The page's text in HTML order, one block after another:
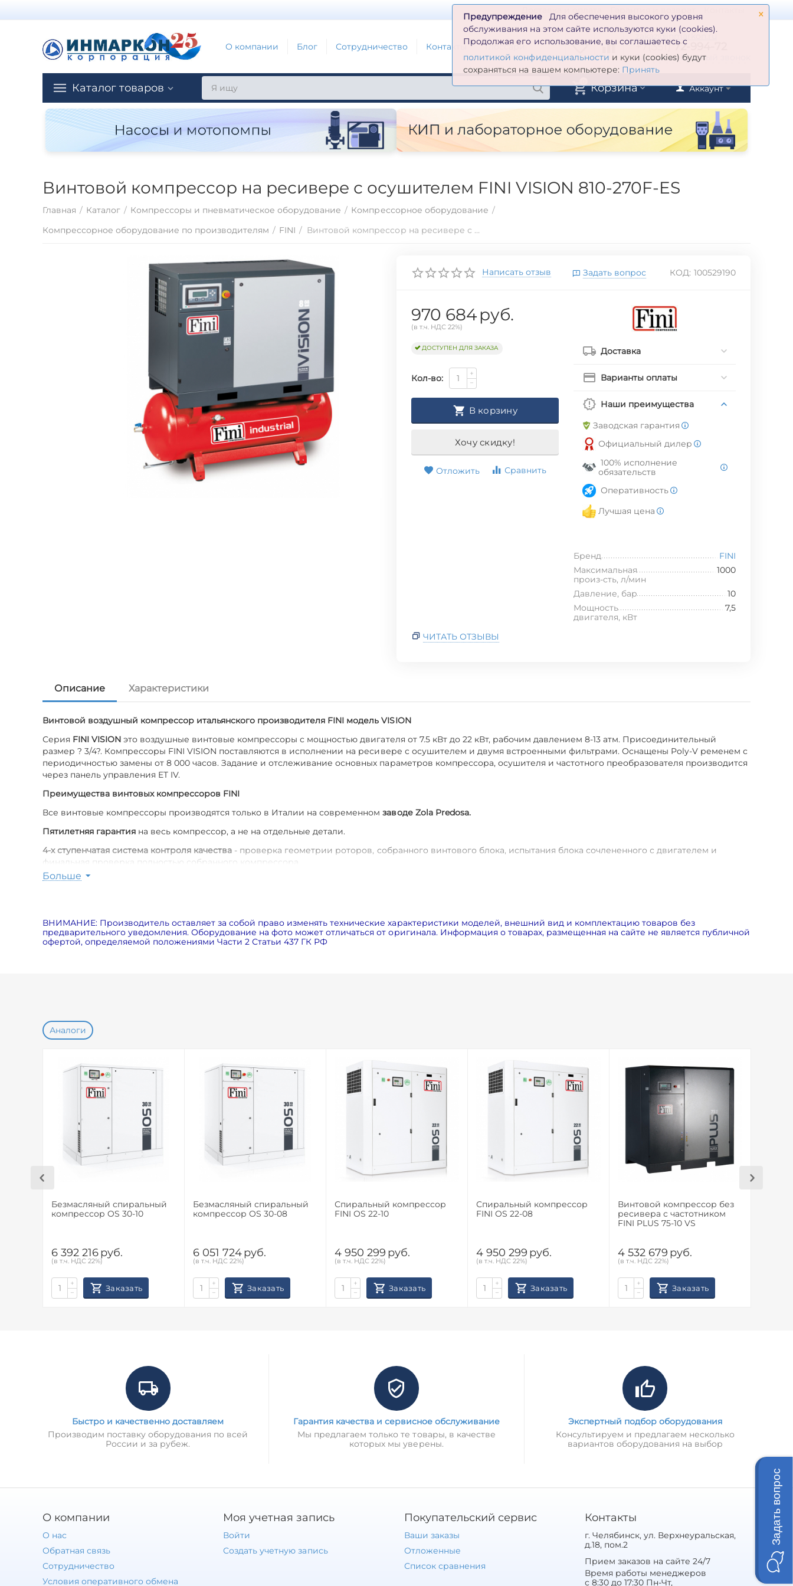
×
Предупреждение
Для обеспечения высокого уровня
обслуживания на этом сайте используются куки (cookies).
Продолжая его использование, вы соглашаетесь с
политикой конфиденциальности и куки (cookies) будут
сохраняться на вашем компьютере: Принять
О компании Блог Сотрудничество Контакты Глоссарий
zakaz@inmarkon.ru
+7(351)72-994-72
Заказать обратный звонок
Каталог товаров Аккаунт
Корзина
Винтовой компрессор на ресивере с осушителем FINI VISION 810-270F-ES
Главная / Каталог / Компрессоры и пневматическое оборудование / Компрессорное оборудование /
Компрессорное оборудование по производителям / FINI / Винтовой компрессор на ресивере с осушителем FINI VISION 810-270F-ES
Написать отзыв Задать вопрос КОД: 100529190
970 684руб.
(в т.ч. НДС 22%)
ДОСТУПЕН ДЛЯ ЗАКАЗА
Кол-во:
+
−
В корзину
Хочу скидку!
Отложить Сравнить
Доставка
Варианты оплаты
Наши преимущества
Заводская гарантия
Официальный дилер
100% исполнение
обязательств
Оперативность
Лучшая цена
Бренд
FINI
Максимальная
произ-сть, л/мин
1000
Давление, бар
10
Мощность
двигателя, кВт
7,5
ЧИТАТЬ ОТЗЫВЫ
Описание Характеристики
Винтовой воздушный компрессор итальянского производителя FINI модель VISION
Серия FINI VISIONэто воздушные винтовые компрессоры с мощностью двигателя от 7.5 кВт до 22 кВт, рабочим давлением 8-13 атм. Присоединительный
размер ? 3/4?. Компрессоры FINI VISION поставляются в исполнении на ресивере с осушителем и двумя встроенными фильтрами. Оснащены Poly-V ременем с
периодичностью замены от 8 000 часов. Задание и отслеживание основных параметров компрессора, осушителя и частотного преобразователя производится
через панель управления ET IV.
Преимущества винтовых компрессоров FINI
Все винтовые компрессоры производятся только в Италии на современномзаводе Zola Predosa.
Пятилетняя гарантия на весь компрессор, а не на отдельные детали.
4-х ступенчатая система контроля качества - проверка геометрии роторов, собранного винтового блока, испытания блока сочлененного с двигателем и
финальная проверка полностью собранного компрессора.
Poly-V ремень с периодичностью замены от 6 000 часов.
Пониженный уровень шума (меньше на 7дБ по сравнению с аналогами). Это достигается за счет применения центробежного малошумного и надежного
вентилятора, специальных шумозащитных панелей внутри компрессора и установке электродвигателя и винтового блока на виброопорах.
Экономия электричества на 5%
Больше
ВНИМАНИЕ: Производитель оставляет за собой право изменять технические характеристики моделей, внешний вид и комплектацию товаров без
предварительного уведомления. Оборудование на фото может отличаться от оригинала. Информация о товарах, размещенная на сайте не является публичной
офертой, определяемой положениями Части 2 Статьи 437 ГК РФ
Аналоги
Безмасляный спиральный
компрессор OS 30-10
6 392 216руб.
(в т.ч. НДС 22%)
+
−
Заказать
Безмасляный спиральный
компрессор OS 30-08
6 051 724руб.
(в т.ч. НДС 22%)
+
−
Заказать
Спиральный компрессор
FINI OS 22-10
4 950 299 руб.
(в т.ч. НДС 22%)
+
−
Заказать
Спиральный компрессор
FINI OS 22-08
4 950 299 руб.
(в т.ч. НДС 22%)
+
−
Заказать
Винтовой компрессор без
ресивера с частотником
FINI PLUS 75-10 VS
4 532 679 руб.
(в т.ч. НДС 22%)
+
−
Заказать
Быстро и качественно доставляем
Производим поставку оборудования по всей
России и за рубеж.
Гарантия качества и сервисное обслуживание
Мы предлагаем только те товары, в качестве
которых мы уверены.
Экспертный подбор оборудования
Консультируем и предлагаем несколько
вариантов оборудования на выбор
О компании
О нас
Обратная связь
Сотрудничество
Условия оперативного обмена
Моя учетная запись
Войти
Создать учетную запись
Покупательский сервис
Ваши заказы
Отложенные
Список сравнения
Контакты
г. Челябинск, ул. Верхнеуральская,
д.18, пом.2
Прием заказов на сайте 24/7
Время работы менеджеров
с 8:30 до 17:30 Пн-Чт,
Задать вопрос